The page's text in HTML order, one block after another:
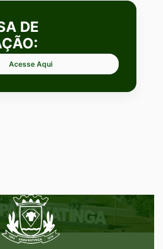
DE
Acesse Aqui
e Ouvidoria/